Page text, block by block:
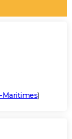
Maritimes)